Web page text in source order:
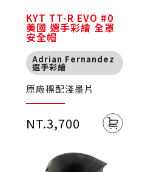
KYT TT-R EVO #0
美國 選手彩繪 全罩
安全帽
Adrian Fernandez
選手彩繪
原廠標配淺墨片
NT.3,700